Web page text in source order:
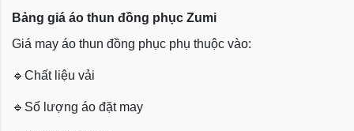
Bảng giá áo thun đồng phục Zumi
Giá may áo thun đồng phục phụ thuộc vào:
🔹 Chất liệu vải
🔹 Số lượng áo đặt may